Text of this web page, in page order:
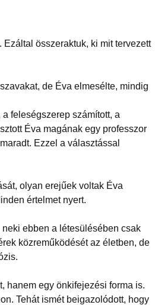
összeraktuk, ki mit tervezett
de Éva elmesélte, mindig
feleségszerep számított, a
Éva magának egy professzor
Ezzel a választással
olyan erejűek voltak Éva
értelmet nyert.
ebben a létesülésében csak
közreműködését az életben, de
hanem egy önkifejezési forma is.
Tehát ismét beigazolódott, hogy